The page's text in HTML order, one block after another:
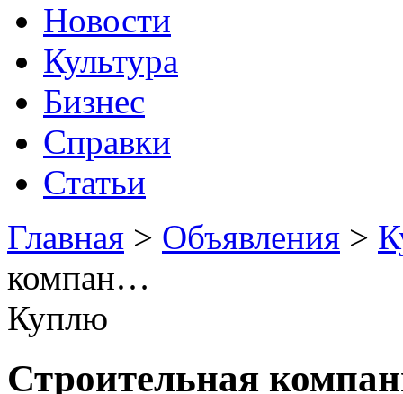
Новости
Культура
Бизнеc
Справки
Статьи
Главная > Объявления >
компан…
Куплю
Строительная